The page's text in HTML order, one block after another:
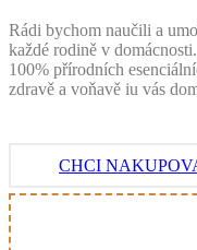
Rádi bychom naučili a
každé rodině v
100% přírodních
zdravě a voňavě iu vás
CHCI